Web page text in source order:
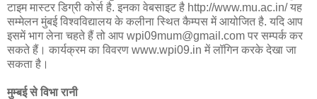
टाइम मास्टर डिग्री कोर्स है. इनका वेबसाइट है http://www.mu.ac.in/ यह
सम्मेलन मुंबई विश्वविद्यालय के कलीना स्थित कैम्पस में आयोजित है. यदि आप
इसमें भाग लेना चहते हैं तो आप wpi09mum@gmail.com पर सम्पर्क कर
सकते हैं। कार्यक्रम का विवरण www.wpi09.in में लॉगिन करके देखा जा
सकता है।
मुम्बई से विभा रानी